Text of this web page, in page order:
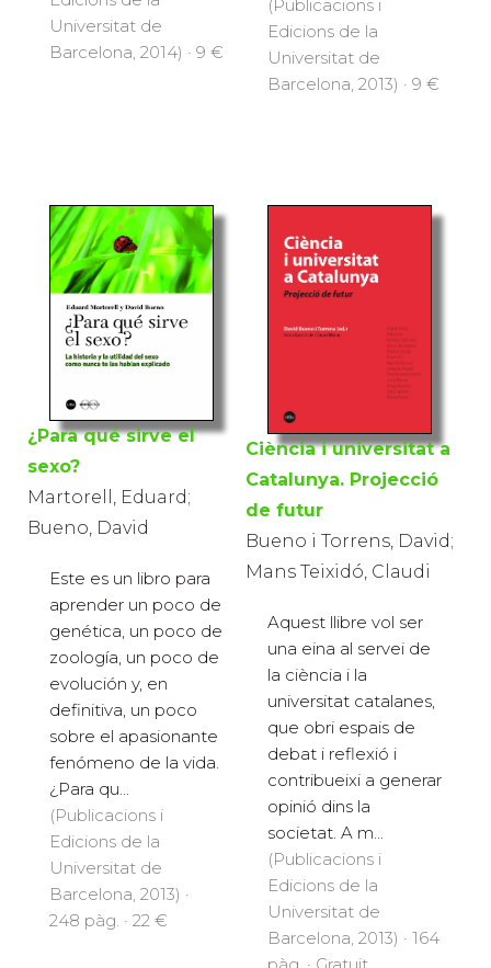
Universitat de
Barcelona, 2014) · 9 €
(Publicacions i
Edicions de la
Universitat de
Barcelona, 2013) · 9 €
¿Para qué sirve el
sexo?
Martorell, Eduard;
Bueno, David
Este es un libro para
aprender un poco de
genética, un poco de
zoología, un poco de
evolución y, en
definitiva, un poco
sobre el apasionante
fenómeno de la vida.
¿Para qu...
(Publicacions i
Edicions de la
Universitat de
Barcelona, 2013) ·
248 pàg. · 22 €
Ciència i universitat a
Catalunya. Projecció
de futur
Bueno i Torrens, David;
Mans Teixidó, Claudi
Aquest llibre vol ser
una eina al servei de
la ciència i la
universitat catalanes,
que obri espais de
debat i reflexió i
contribueixi a generar
opinió dins la
societat. A m...
(Publicacions i
Edicions de la
Universitat de
Barcelona, 2013) · 164